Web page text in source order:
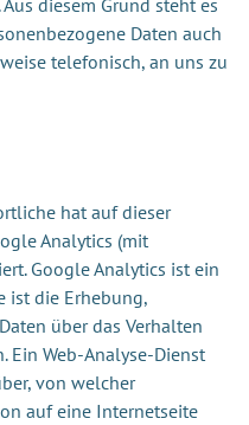
Daten auch
telefonisch, an uns zu
hat auf dieser
Analytics (mit
Google Analytics ist ein
ist die Erhebung,
über das Verhalten
Ein Web-Analyse-Dienst
von welcher
auf eine Internetseite